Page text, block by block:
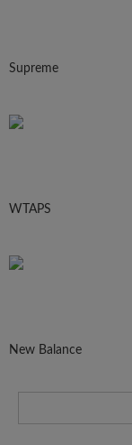
Supreme
WTAPS
New Balance